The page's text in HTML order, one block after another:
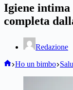
Igiene
completa
Redazione
Home
Ho un bimbo